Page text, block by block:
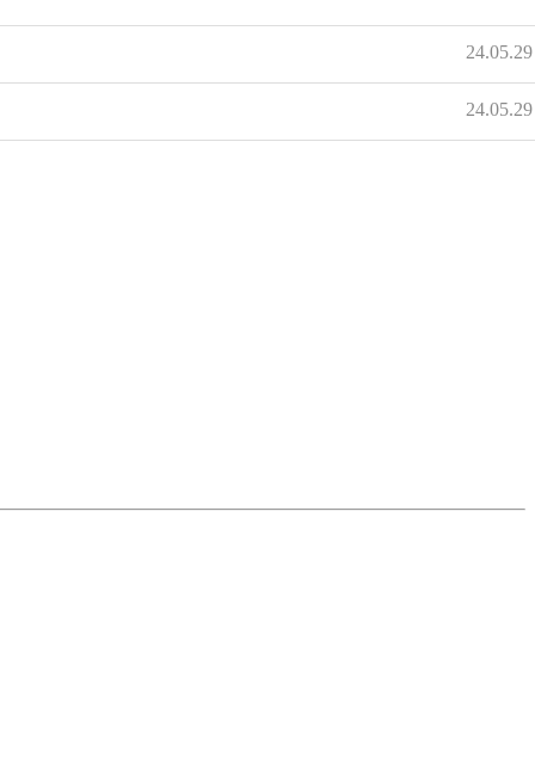
24.05.29
24.05.29